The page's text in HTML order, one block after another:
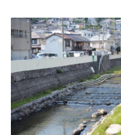
キ
ッ
プ